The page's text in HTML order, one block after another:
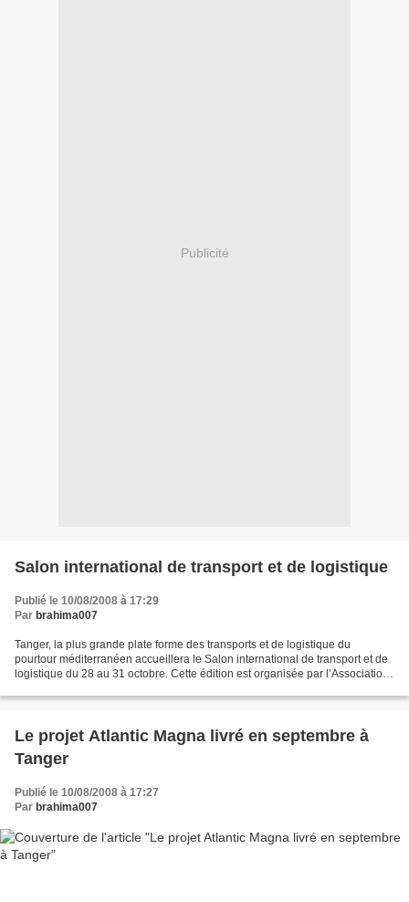
Publicité
Salon international de transport et de logistique
Publié le 10/08/2008 à 17:29
Par brahima007
Tanger, la plus grande plate forme des transports et de logistique du
pourtour méditerranéen accueillera le Salon international de transport et de
logistique du 28 au 31 octobre. Cette édition est organisée par l’Association
Le projet Atlantic Magna livré en septembre à
Tanger
Publié le 10/08/2008 à 17:27
Par brahima007